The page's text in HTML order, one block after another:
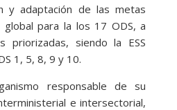
y adaptación de las metas
para la los 17 ODS, a
siendo la ESS
1, 5, 8, 9 y 10.
responsable de su
e intersectorial,